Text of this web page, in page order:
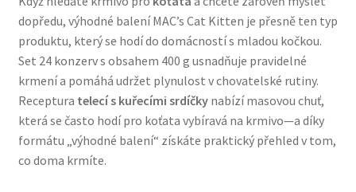
Přepravky pro psy
Purizon pro psy — Vysoký obsah masa, bez obilovin
Royal Canin pro psy
Veterinární dieta pro psy
dopředu, výhodné balení MAC’s Cat Kitten je přesně ten typ
produktu, který se hodí do domácností s mladou kočkou.
Set 24 konzerv s obsahem 400 g usnadňuje pravidelné
krmení a pomáhá udržet plynulost v chovatelské rutiny.
Receptura telecí s kuřecími srdíčkynabízí masovou chuť,
která se často hodí pro koťata vybíravá na krmivo—a díky
formátu „výhodné balení“ získáte praktický přehled v tom,
co doma krmíte.